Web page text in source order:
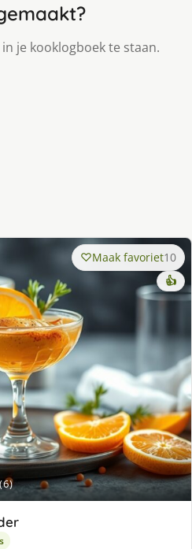
je kooklogboek te staan.
Maak favoriet10
👍